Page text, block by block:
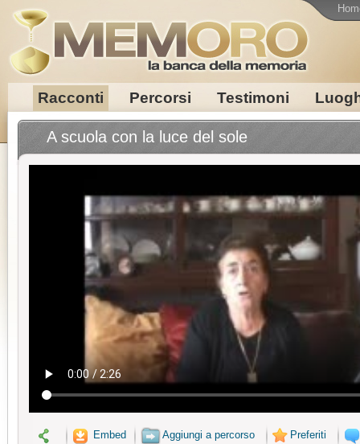
Racconti Percorsi Testimoni
A scuola con la luce del sole
Embed Aggiungi a percorso Preferiti